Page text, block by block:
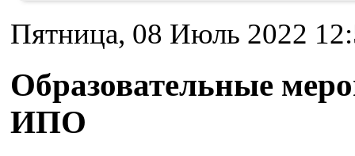
Пятница, 08 Июль 2022
Образовательные
ИПО